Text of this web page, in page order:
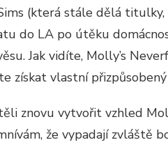
SE
VRACÍ
Z
ÚTĚKU
MODELEM
(která stále dělá
do LA po útěku
Jak vidíte, Molly’s
získat vlastní
znovu vytvořit vzhled
že vypadají zvláště